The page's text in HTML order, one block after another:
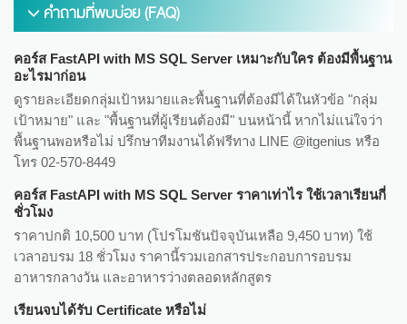
คำถามที่พบบ่อย (FAQ)
คอร์ส FastAPI with MS SQL Server เหมาะกับใคร ต้องมีพื้นฐาน
อะไรมาก่อน
ดูรายละเอียดกลุ่มเป้าหมายและพื้นฐานที่ต้องมีได้ในหัวข้อ "กลุ่ม
เป้าหมาย" และ "พื้นฐานที่ผู้เรียนต้องมี" บนหน้านี้ หากไม่แน่ใจว่า
พื้นฐานพอหรือไม่ ปรึกษาทีมงานได้ฟรีทาง LINE @itgenius หรือ
โทร 02-570-8449
คอร์ส FastAPI with MS SQL Server ราคาเท่าไร ใช้เวลาเรียนกี่
ชั่วโมง
ราคาปกติ 10,500 บาท (โปรโมชันปัจจุบันเหลือ 9,450 บาท) ใช้
เวลาอบรม 18 ชั่วโมง ราคานี้รวมเอกสารประกอบการอบรม
อาหารกลางวัน และอาหารว่างตลอดหลักสูตร
เรียนจบได้รับ Certificate หรือไม่